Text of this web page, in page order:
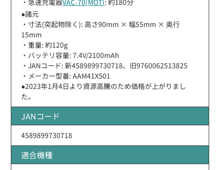
●諸元
・寸法(突起物除く): 高さ90mm × 幅55mm × 奥行
15mm
・重量: 約120g
・バッテリ容量: 7.4V/2100mAh
・JANコード: 新4589899730718、旧9760062513825
・メーカー型番: AAM41X501
●2023年1月4日より資源高騰のため価格が上がりまし
た。
JANコード
4589899730718
適合機種